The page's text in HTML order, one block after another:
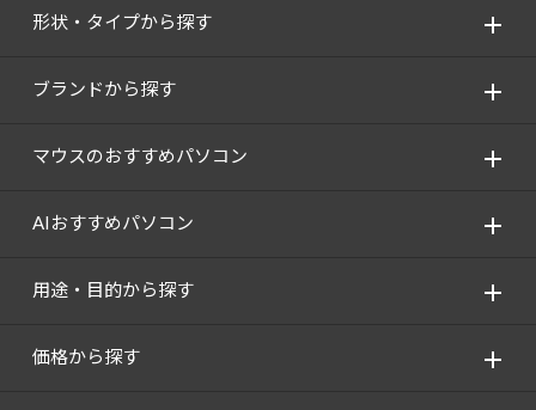
形状・タイプから探す
ブランドから探す
マウスのおすすめパソコン
AIおすすめパソコン
用途・目的から探す
価格から探す